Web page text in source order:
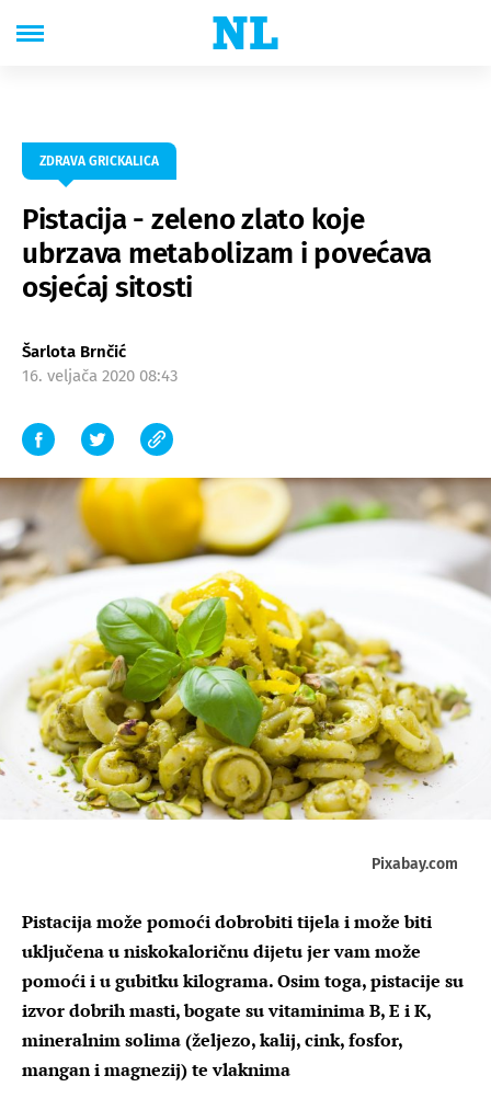
ZDRAVA GRICKALICA
Pistacija - zeleno zlato koje
ubrzava metabolizam i povećava
osjećaj sitosti
Šarlota Brnčić
16. veljača 2020 08:43
Pixabay.com
Pistacija može pomoći dobrobiti tijela i može biti
uključena u niskokaloričnu dijetu jer vam može
pomoći i u gubitku kilograma. Osim toga, pistacije su
izvor dobrih masti, bogate su vitaminima B, E i K,
mineralnim solima (željezo, kalij, cink, fosfor,
mangan i magnezij) te vlaknima